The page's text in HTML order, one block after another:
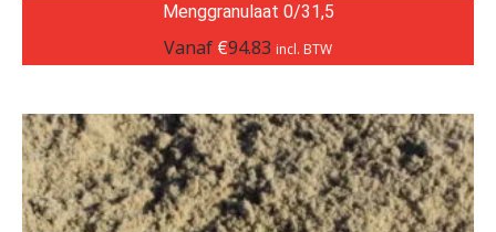
Menggranulaat 0/31,5
Vanaf €94.83 incl. BTW